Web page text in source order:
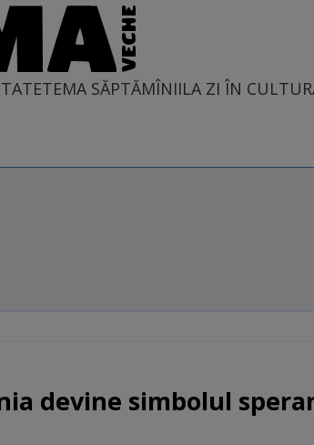
TEMA SĂPTĂMÎNIILA ZI ÎN
devine simbolul